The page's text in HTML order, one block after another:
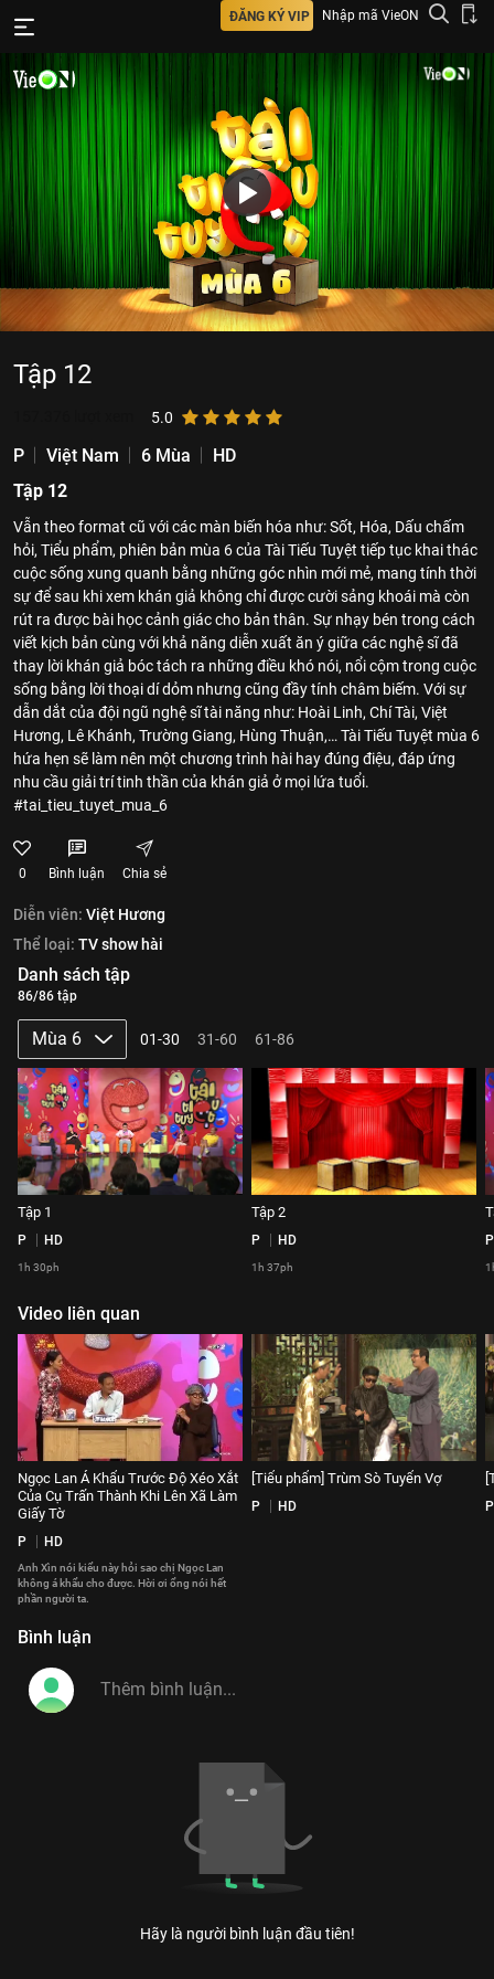
ĐĂNG KÝ VIP Nhập mã VieON
Tập 12
5.0
P Việt Nam 6 Mùa
HD
Tập 12
Vẫn theo format cũ với các màn biến hóa như: Sốt, Hóa, Dấu chấm
hỏi, Tiểu phẩm, phiên bản mùa 6 của Tài Tiếu Tuyệt tiếp tục khai thác
cuộc sống xung quanh bằng những góc nhìn mới mẻ, mang tính thời
sự để sau khi xem khán giả không chỉ được cười sảng khoái mà còn
rút ra được bài học cảnh giác cho bản thân. Sự nhạy bén trong cách
viết kịch bản cùng với khả năng diễn xuất ăn ý giữa các nghệ sĩ đã
thay lời khán giả bóc tách ra những điều khó nói, nổi cộm trong cuộc
sống bằng lời thoại dí dỏm nhưng cũng đầy tính châm biếm. Với sự
dẫn dắt của đội ngũ nghệ sĩ tài năng như: Hoài Linh, Chí Tài, Việt
Hương, Lê Khánh, Trường Giang, Hùng Thuận,… Tài Tiếu Tuyệt mùa 6
hứa hẹn sẽ làm nên một chương trình hài hay đúng điệu, đáp ứng
nhu cầu giải trí tinh thần của khán giả ở mọi lứa tuổi.
#tai_tieu_tuyet_mua_6
0 Bình luận Chia sẻ
Diễn viên: Việt Hương
Thể loại: TV show hài
Danh sách tập
86/86 tập
Mùa 6 01-30 31-60 61-86
Tập 1
P HD
1h 30ph
Tập 2
P HD
1h 37ph
P
Video liên quan
Ngọc Lan Á Khẩu Trước Độ Xéo Xắt
Của Cụ Trấn Thành Khi Lên Xã Làm
Giấy Tờ
P HD
Anh Xìn nói kiểu này hỏi sao chị Ngọc Lan
không á khẩu cho được. Hời ơi ổng nói hết
phần người ta.
[Tiểu phẩm] Trùm Sò Tuyển Vợ
P HD P
Bình luận
Hãy là người bình luận đầu tiên!